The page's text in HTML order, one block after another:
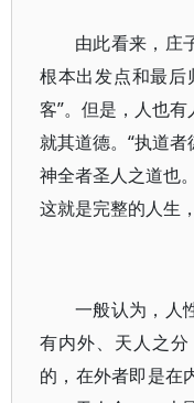
由此看来，庄
根本出发点和最后
客”。但是，人也
就其道德。“执道
神全者圣人之道也
这就是完整的人生
一般认为，人
有内外、天人之
的，在外者即是在